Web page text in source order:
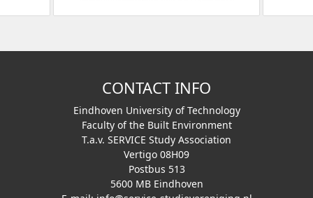
CONTACT INFO
Eindhoven University of Technology
Faculty of the Built Environment
T.a.v. SERVICE Study Association
Vertigo 08H09
Postbus 513
5600 MB Eindhoven